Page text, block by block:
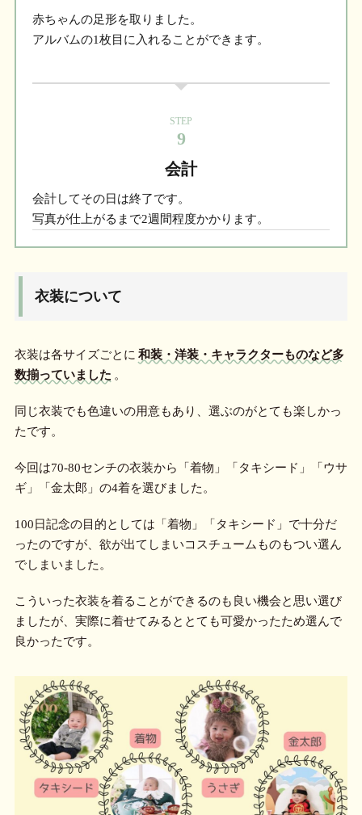
赤ちゃんの足形を取りました。
アルバムの1枚目に入れることができます。
STEP
9
会計
会計してその日は終了です。
写真が仕上がるまで2週間程度かかります。
衣装について
衣装は各サイズごとに 和装・洋装・キャラクターものなど多
数揃っていました 。
同じ衣装でも色違いの用意もあり、選ぶのがとても楽しかっ
たです。
今回は70-80センチの衣装から「着物」「タキシード」「ウサ
ギ」「金太郎」の4着を選びました。
100日記念の目的としては「着物」「タキシード」で十分だ
ったのですが、欲が出てしまいコスチュームものもつい選ん
でしまいました。
こういった衣装を着ることができるのも良い機会と思い選び
ましたが、実際に着せてみるととても可愛かったため選んで
良かったです。